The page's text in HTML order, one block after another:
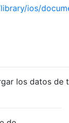
ios/
los datos de